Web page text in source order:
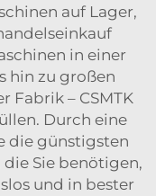
auf Lager,
in einer
hin zu großen
Fabrik – CSMTK
Durch eine
die günstigsten
die Sie benötigen,
und in bester